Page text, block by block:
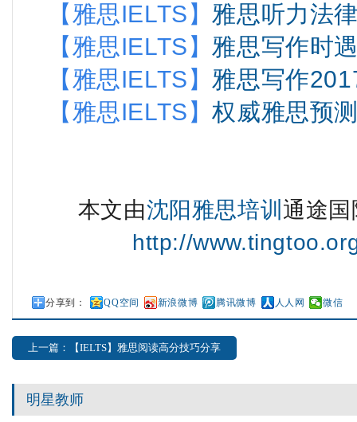
【雅思IELTS】 雅思听力法
【雅思IELTS】 雅思写作时
【雅思IELTS】 雅思写作
【雅思IELTS】权威雅思预
本文由沈阳雅思培训 通途
http://
分享到： QQ空间 新浪微博 腾讯微博 人人网 微信
上一篇：【IELTS】雅思阅读高分技巧分享
明星教师